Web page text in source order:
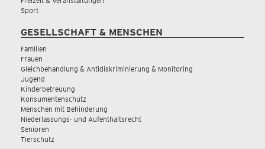
Sport
GESELLSCHAFT & MENSCHEN
Familien
Frauen
Gleichbehandlung & Antidiskriminierung & Monitoring
Jugend
Kinderbetreuung
Konsumentenschutz
Menschen mit Behinderung
Niederlassungs- und Aufenthaltsrecht
Senioren
Tierschutz